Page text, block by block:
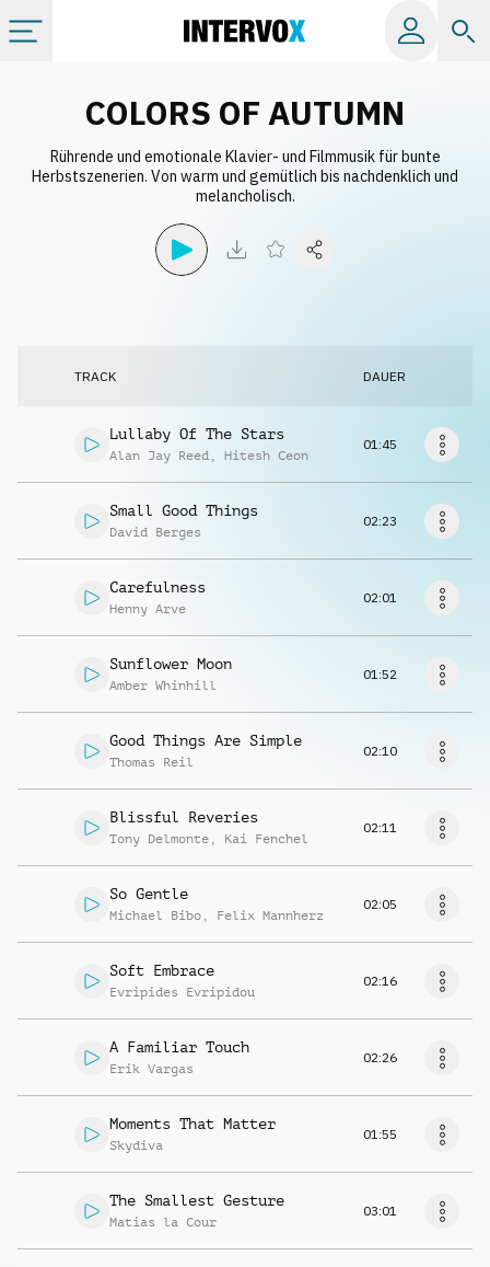
Alle Alben
COLORS OF AUTUMN
Rührende und emotionale Klavier- und Filmmusik für bunte
Herbstszenerien. Von warm und gemütlich bis nachdenklich und
melancholisch.
TRACK DAUER
Lullaby Of The Stars
Alan Jay Reed , Hitesh Ceon
01:45
Small Good Things
David Berges
02:23
Carefulness
Henny Arve
02:01
Sunflower Moon
Amber Whinhill
01:52
Good Things Are Simple
Thomas Reil
02:10
Blissful Reveries
Tony Delmonte , Kai Fenchel
02:11
So Gentle
Michael Bibo , Felix Mannherz
02:05
Soft Embrace
Evripides Evripidou
02:16
A Familiar Touch
Erik Vargas
02:26
Moments That Matter
Skydiva
01:55
The Smallest Gesture
Matias la Cour
03:01